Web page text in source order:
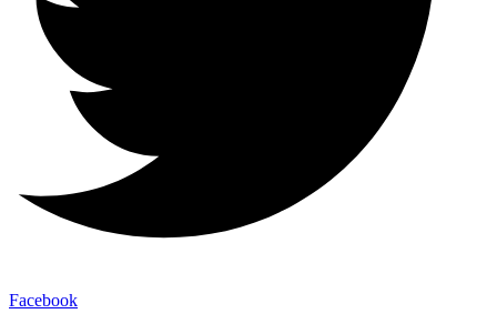
Facebook